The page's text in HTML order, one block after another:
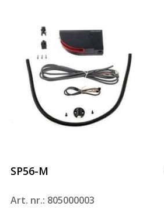
SP56-M
Art. nr.: 805000003